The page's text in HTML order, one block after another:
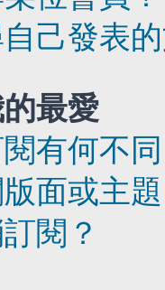
己發表
最愛
有何不
面或主
閱？